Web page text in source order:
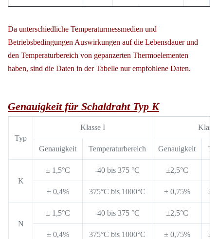
Da unterschiedliche Temperaturmessmedien und
Betriebsbedingungen Auswirkungen auf die Lebensdauer und
den Temperaturbereich von gepanzerten Thermoelementen
haben, sind die Daten in der Tabelle nur empfohlene Daten.
Genauigkeit für Schaldraht Typ K
Typ
Klasse I
Genauigkeit Temperaturbereich Genauigkeit
K
± 1,5°C -40 bis 375 °C ±2,5°C
± 0,4% 375°C bis 1000°C ± 0,75%
N
± 1,5°C -40 bis 375 °C ±2,5°C
± 0,4% 375°C bis 1000°C ± 0,75%